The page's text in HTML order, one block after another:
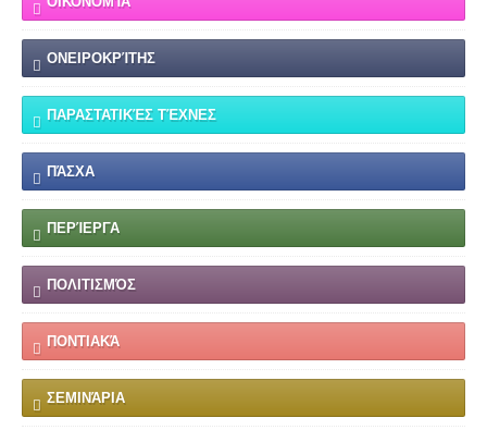
ΟΝΕΙΡΟΚΡΊΤΗΣ
ΠΑΡΑΣΤΑΤΙΚΈΣ ΤΈΧΝΕΣ
ΠΆΣΧΑ
ΠΕΡΊΕΡΓΑ
ΠΟΛΙΤΙΣΜΌΣ
ΠΟΝΤΙΑΚΆ
ΣΕΜΙΝΆΡΙΑ